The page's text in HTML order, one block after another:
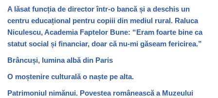
A lăsat funcția de director într-o bancă și a deschis un
centru educațional pentru copiii din mediul rural. Raluca
Niculescu, Academia Faptelor Bune: “Eram foarte bine ca
statut social și financiar, doar că nu-mi găseam fericirea.”
Brâncuși, lumina albă din Paris
O moștenire culturală o naște pe alta.
Patrimoniul nimănui. Povestea românească a Muzeului